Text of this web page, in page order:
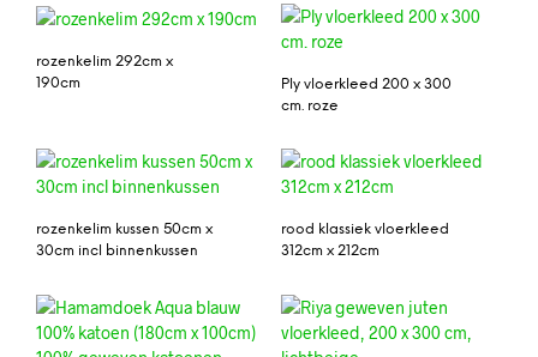
rozenkelim 292cm x
190cm
Ply vloerkleed 200 x 300
cm. roze
rozenkelim kussen 50cm x
30cm incl binnenkussen
rood klassiek vloerkleed
312cm x 212cm